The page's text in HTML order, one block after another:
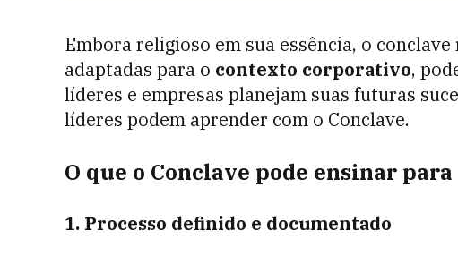
Embora religioso em sua essência, o
adaptadas para o contexto corporativo,
líderes e empresas planejam suas futuras
líderes podem aprender com o Conclave.
O que o Conclave pode ensinar
1. Processo definido e documentado